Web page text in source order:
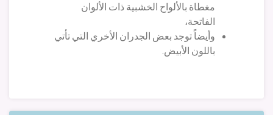
مغطاة بالألواح الخشبية ذات الألوان
الفاتحة،
وأيضاً توجد بعض الجدران الأخري التي تأتي
باللون الأبيض.